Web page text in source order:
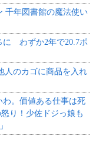
千年図書館の魔法使い
に わずか2年で20.7ポ
人のカゴに商品を入れ
わ。価値ある仕事は死
り！少佐ドジっ娘も